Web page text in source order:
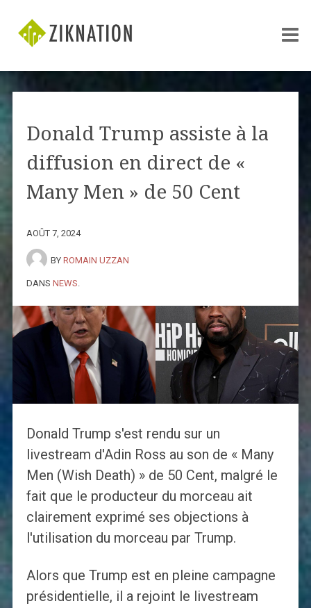
Donald Trump assiste à la
diffusion en direct de «
Many Men » de 50 Cent
AOÛT 7, 2024
BY ROMAIN UZZAN
DANS NEWS
Donald Trump s'est rendu sur un
livestream d'Adin Ross au son de « Many
Men (Wish Death) » de 50 Cent, malgré le
fait que le producteur du morceau ait
clairement exprimé ses objections à
l'utilisation du morceau par Trump.
Alors que Trump est en pleine campagne
présidentielle, il a rejoint le livestream